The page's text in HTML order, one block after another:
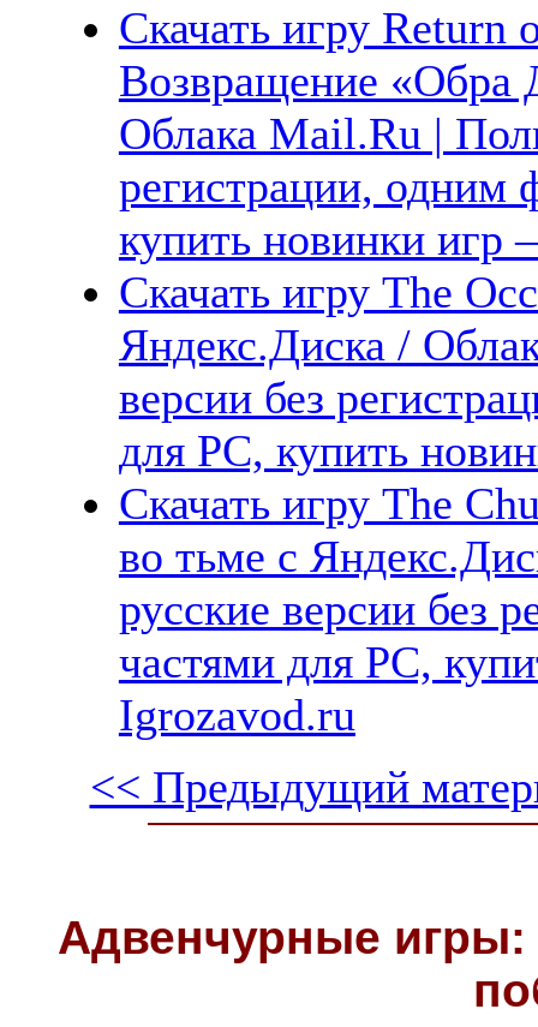
Скачать игру Return
Возвращение «Обра
Облака Mail.Ru |
регистрации, одним
купить новинки
Скачать игру The
Яндекс.Диска /
версии без
для PC, купить
Скачать игру The
во тьме с
русские версии без
частями для PC,
Igrozavod.ru
<< Предыдущий
Адвенчурные